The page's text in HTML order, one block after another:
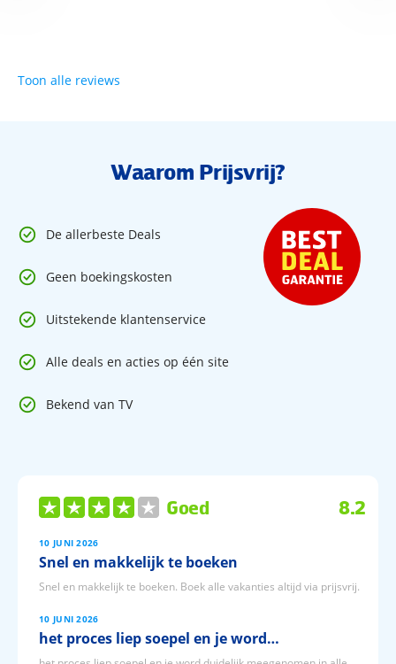
Toon alle reviews
Waarom Prijsvrij?
De allerbeste Deals
Geen boekingskosten
Uitstekende klantenservice
Alle deals en acties op één site
Bekend van TV
Goed 8.2
10 JUNI 2026
Snel en makkelijk te boeken
Snel en makkelijk te boeken. Boek alle vakanties altijd via prijsvrij.
10 JUNI 2026
het proces liep soepel en je word…